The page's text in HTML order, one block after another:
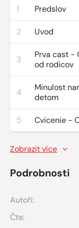
1 Predslov
2 Uvod
3
Prva cast -
od rodicov
4
Minulost
detom
5 Cvicenie -
Zobrazit více
Podrobnosti
Autoři:
Čte: